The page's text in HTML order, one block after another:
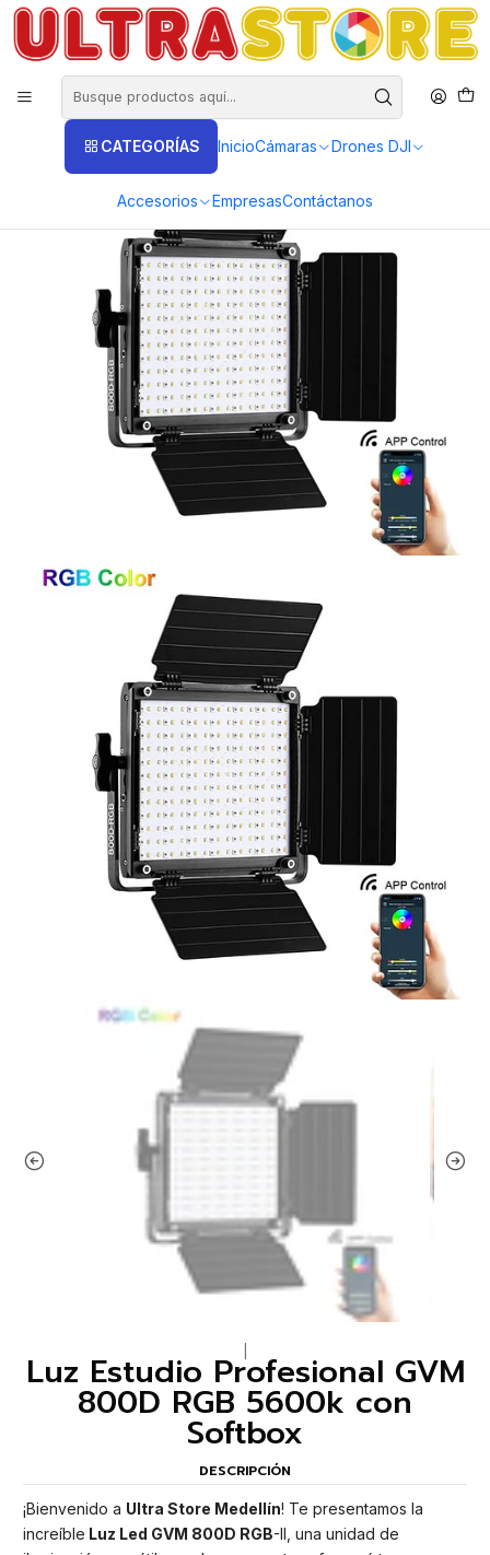
CATEGORÍAS InicioCámaras Drones DJI
Accesorios EmpresasContáctanos
DISTRIBUIDORES EXCLUSIVOS INSTA360, GOPRO, DJI
Inicio Fotografía y Video Flash y Luces Luz Led
Luz Estudio Profesional GVM 800D RGB 5600k con Softbox
Luz Estudio Profesional GVM
800D RGB 5600k con
Softbox
DESCRIPCIÓN
¡Bienvenido a Ultra Store Medellín! Te presentamos la
increíble Luz Led GVM 800D RGB-II, una unidad de